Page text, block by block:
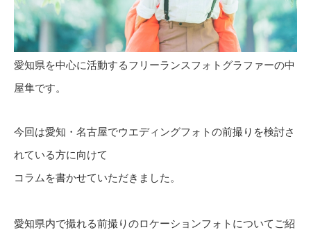
愛知県を中心に活動するフリーランスフォトグラファーの中
屋隼です。
今回は愛知・名古屋でウエディングフォトの前撮りを検討さ
れている方に向けて
コラムを書かせていただきました。
愛知県内で撮れる前撮りのロケーションフォトについてご紹